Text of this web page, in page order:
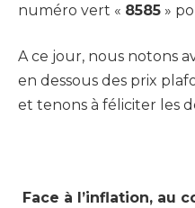
numéro vert « 8585 »
A ce jour, nous notons
en dessous des prix
et tenons à féliciter les
Face à l’inflation, au